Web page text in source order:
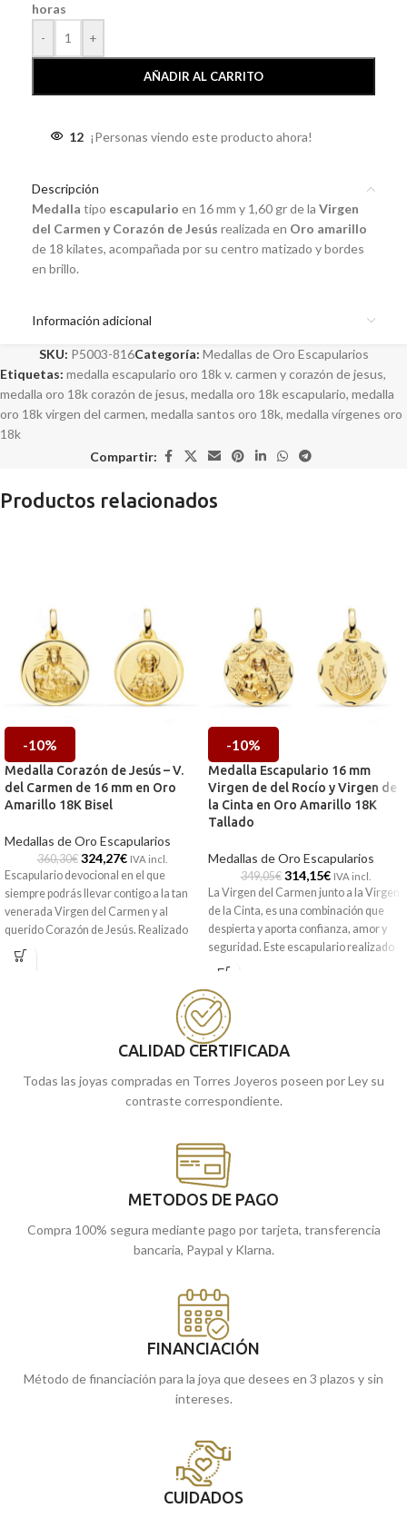
horas
-
+
AÑADIR AL CARRITO
12 ¡Personas viendo este producto ahora!
Descripción
Medalla tipo escapulario en 16 mm y 1,60 gr de la Virgen
del Carmen y Corazón de Jesús realizada en Oro amarillo
de 18 kilates, acompañada por su centro matizado y bordes
en brillo.
Información adicional
SKU: P5003-816Categoría: Medallas de Oro Escapularios
Etiquetas: medalla escapulario oro 18k v. carmen y corazón de jesus,
medalla oro 18k corazón de jesus, medalla oro 18k escapulario, medalla
oro 18k virgen del carmen, medalla santos oro 18k, medalla vírgenes oro
18k
Compartir:
Productos relacionados
-10%
Medalla Corazón de Jesús – V.
del Carmen de 16 mm en Oro
Amarillo 18K Bisel
Medallas de Oro Escapularios
360,30€ 324,27€ IVA incl.
Escapulario devocional en el que
siempre podrás llevar contigo a la tan
venerada Virgen del Carmen y al
querido Corazón de Jesús. Realizado
en Oro amarillo de 18 kilates y 16 mm
de diámetro.
tiendas de Málaga, o si la compras
-10%
Medalla Escapulario 16 mm
Virgen de del Rocío y Virgen de
la Cinta en Oro Amarillo 18K
Tallado
Medallas de Oro Escapularios
349,05€ 314,15€ IVA incl.
La Virgen del Carmen junto a la Virgen
de la Cinta, es una combinación que
despierta y aporta confianza, amor y
seguridad. Este escapulario realizado
en Oro amarillo de 18 kilates, contiene
diámetro. Llévalo siempre contigo.
Puedes encontrarla en nuestras
tiendas de Málaga, o si la compras
CALIDAD CERTIFICADA
Todas las joyas compradas en Torres Joyeros poseen por Ley su
contraste correspondiente.
METODOS DE PAGO
Compra 100% segura mediante pago por tarjeta, transferencia
bancaria, Paypal y Klarna.
FINANCIACIÓN
Método de financiación para la joya que desees en 3 plazos y sin
intereses.
CUIDADOS